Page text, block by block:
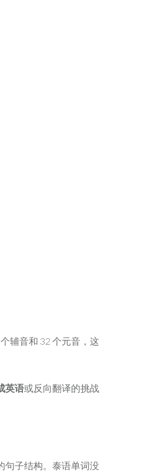
辅音和 32 个元音，这
英语或反向翻译的挑战
句子结构。泰语单词没